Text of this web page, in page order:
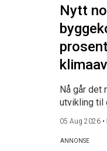
Nytt
Nå går det
utvikling til
05 Aug 2026 •